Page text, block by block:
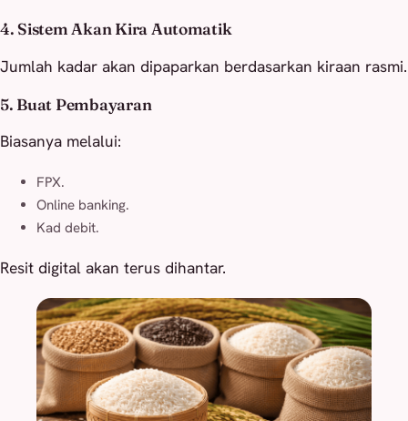
4. Sistem Akan Kira Automatik
Jumlah kadar akan dipaparkan berdasarkan kiraan rasmi.
5. Buat Pembayaran
Biasanya melalui:
FPX.
Online banking.
Kad debit.
Resit digital akan terus dihantar.